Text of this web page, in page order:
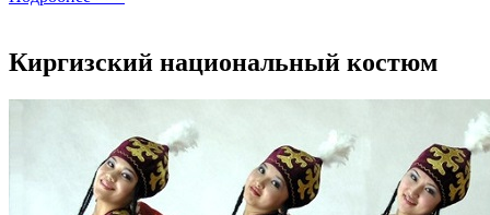
Киргизский национальный костюм